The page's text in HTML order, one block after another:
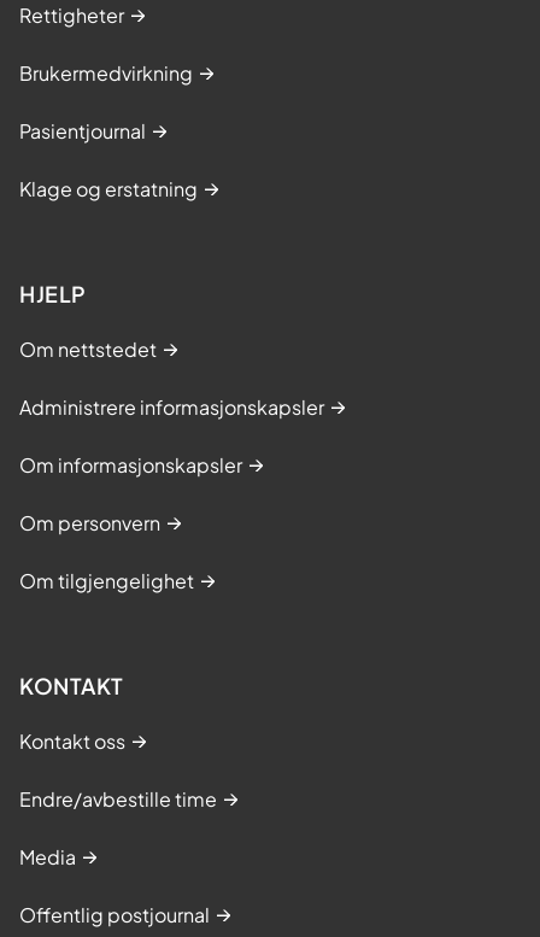
Rettigheter
Brukermedvirkning
Pasientjournal
Klage og erstatning
HJELP
Om nettstedet
Administrere informasjonskapsler
Om informasjonskapsler
Om personvern
Om tilgjengelighet
KONTAKT
Kontakt oss
Endre/avbestille time
Media
Offentlig postjournal